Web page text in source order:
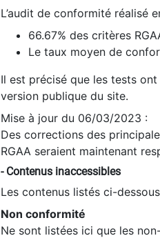
L’audit de conformité réalisé
66.67% des critères
Le taux moyen de
Il est précisé que les tests
version publique du site.
Mise à jour du 06/03/2023 :
Des corrections des
RGAA seraient maintenant
- Contenus inaccessibles
Les contenus listés ci-
Non conformité
Ne sont listées ici que les